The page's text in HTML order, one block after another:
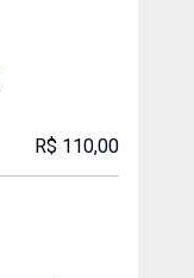
R$ 110,00